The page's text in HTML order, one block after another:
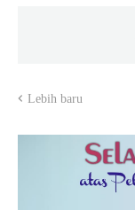
Lebih baru